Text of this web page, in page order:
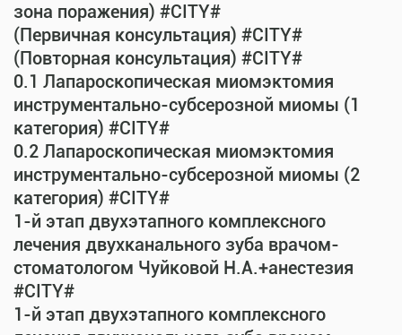
зона поражения) #CITY#
(Первичная консультация) #CITY#
(Повторная консультация) #CITY#
0.1 Лапароскопическая миомэктомия
инструментально-субсерозной миомы (1
категория) #CITY#
0.2 Лапароскопическая миомэктомия
инструментально-субсерозной миомы (2
категория) #CITY#
1-й этап двухэтапного комплексного
лечения двухканального зуба врачом-
стоматологом Чуйковой Н.А.+анестезия
#CITY#
1-й этап двухэтапного комплексного